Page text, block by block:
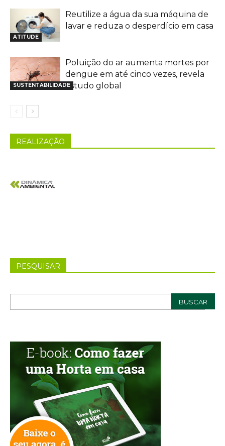
ATITUDE
Reutilize a água da sua máquina de
lavar e reduza o desperdício em casa
SUSTENTABILIDADE
Poluição do ar aumenta mortes por
dengue em até cinco vezes, revela
estudo global
REALIZAÇÃO
PESQUISAR